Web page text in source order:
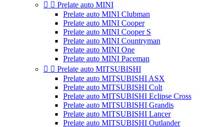
  Prelate auto MINI
Prelate auto MINI Clubman
Prelate auto MINI Cooper
Prelate auto MINI Cooper S
Prelate auto MINI Countryman
Prelate auto MINI One
Prelate auto MINI Paceman
  Prelate auto MITSUBISHI
Prelate auto MITSUBISHI ASX
Prelate auto MITSUBISHI Colt
Prelate auto MITSUBISHI Eclipse Cross
Prelate auto MITSUBISHI Grandis
Prelate auto MITSUBISHI Lancer
Prelate auto MITSUBISHI Outlander